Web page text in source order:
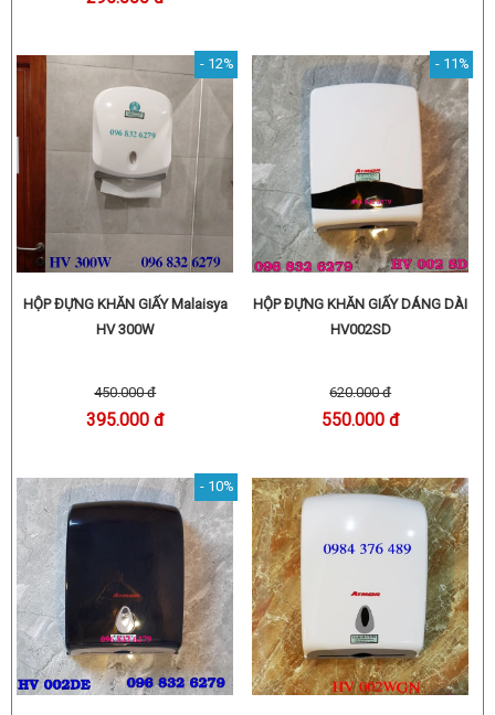
- 12%
HỘP ĐỰNG KHĂN GIẤY Malaisya
HV 300W
450.000 đ
395.000 đ
- 11%
HỘP ĐỰNG KHĂN GIẤY DÁNG DÀI
HV002SD
620.000 đ
550.000 đ
- 10%